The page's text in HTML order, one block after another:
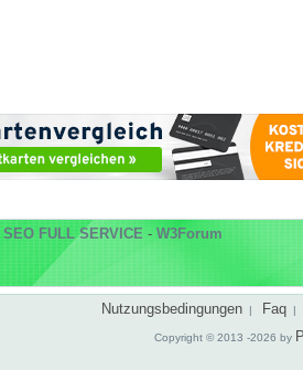
SEO FULL SERVICE - W3Forum
Nutzungsbedingungen | Faq |
Copyright © 2013 -2026 by